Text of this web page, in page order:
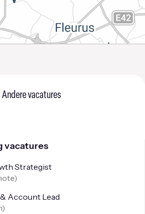
Andere vacatures
vacatures
Strategist
)
Account Lead
)